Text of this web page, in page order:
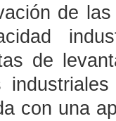
de
de
con una